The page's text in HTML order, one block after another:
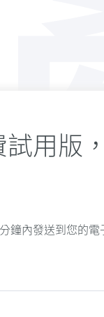
用版
鐘內發送到您的電